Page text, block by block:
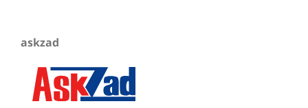
askzad